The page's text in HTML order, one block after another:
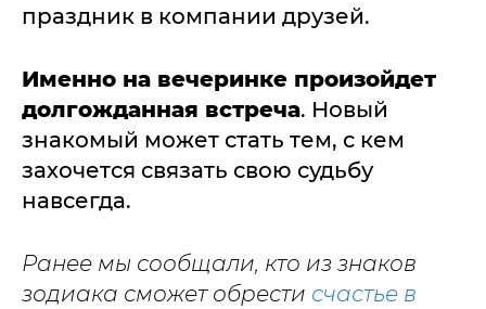
праздник в компании друзей.
Именно на вечеринке произойдет
долгожданная встреча. Новый
знакомый может стать тем, с кем
захочется связать свою судьбу
навсегда.
Ранее мы сообщали, кто из знаков
зодиака сможет обрести счастье в